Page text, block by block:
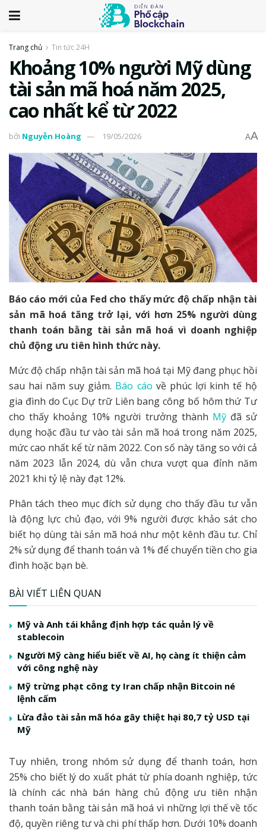
Trang chủ Tin tức 24H
Khoảng 10% người Mỹ dùng
tài sản mã hoá năm 2025,
cao nhất kể từ 2022
bởi Nguyễn Hoàng 19/05/2026 AA
Báo cáo mới của Fed cho thấy mức độ chấp nhận tài
sản mã hoá tăng trở lại, với hơn 25% người dùng
thanh toán bằng tài sản mã hoá vì doanh nghiệp
chủ động ưu tiên hình thức này.
Mức độ chấp nhận tài sản mã hoá tại Mỹ đang phục hồi
sau hai năm suy giảm. Báo cáo về phúc lợi kinh tế hộ
gia đình do Cục Dự trữ Liên bang công bố hôm thứ Tư
cho thấy khoảng 10% người trưởng thành Mỹđã sử
dụng hoặc đầu tư vào tài sản mã hoá trong năm 2025,
mức cao nhất kể từ năm 2022. Con số này tăng so với cả
năm 2023 lẫn 2024, dù vẫn chưa vượt qua đỉnh năm
2021 khi tỷ lệ này đạt 12%.
Phân tách theo mục đích sử dụng cho thấy đầu tư vẫn
là động lực chủ đạo, với 9% người được khảo sát cho
biết họ dùng tài sản mã hoá như một kênh đầu tư. Chỉ
2% sử dụng để thanh toán và 1% để chuyển tiền cho gia
đình hoặc bạn bè.
BÀI VIẾT LIÊN QUAN
Mỹ và Anh tái khẳng định hợp tác quản lý về
stablecoin
Người Mỹ càng hiểu biết về AI, họ càng ít thiện cảm
với công nghệ này
Mỹ trừng phạt công ty Iran chấp nhận Bitcoin né
lệnh cấm
Lừa đảo tài sản mã hóa gây thiệt hại 80,7 tỷ USD tại
Mỹ
Tuy nhiên, trong nhóm sử dụng để thanh toán, hơn
25% cho biết lý do xuất phát từ phía doanh nghiệp, tức
là chính các nhà bán hàng chủ động ưu tiên nhận
thanh toán bằng tài sản mã hoá vì những lợi thế về tốc
độ, quyền riêng tư và chi phí thấp hơn. Dưới 10% doanh